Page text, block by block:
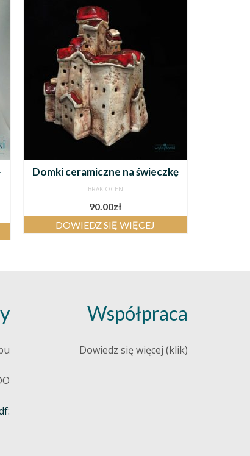
Domki ceramiczne na świeczkę
BRAK OCEN
90.00zł
DOWIEDZ SIĘ WIĘCEJ
Współpraca
Dowiedz się więcej (klik)